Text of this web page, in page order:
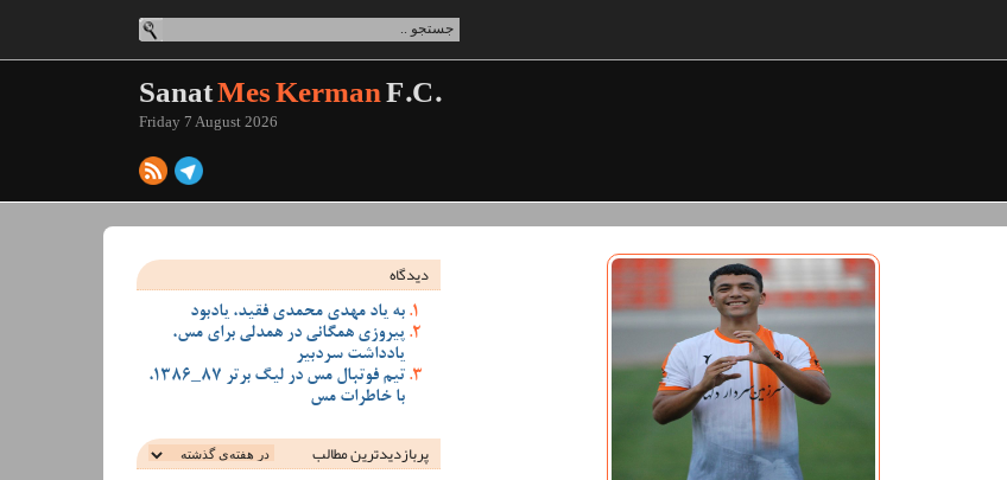
SanatMes KermanF.C.
Friday 7 August 2026
دیدگاه
به یاد مهدی محمدی فقید، یادبود
پیروزی همگانی در همدلی برای مس،
یادداشت سردبیر
تیم فوتبال مس در لیگ برتر 87_1386،
با خاطرات مس
پربازدیدترین‌ مطالب